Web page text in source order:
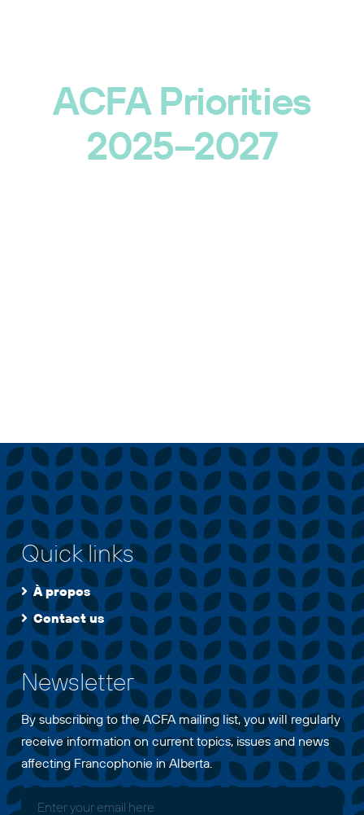
ACFA Priorities
2025–2027
Quick links
À propos
Contact us
Newsletter
By subscribing to the ACFA mailing list, you will regularly
receive information on current topics, issues and news
affecting Francophonie in Alberta.